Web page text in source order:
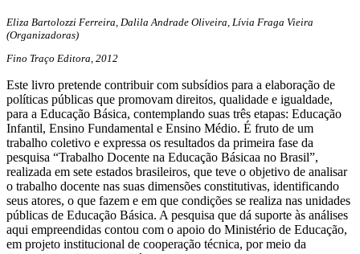
Eliza Bartolozzi Ferreira, Dalila Andrade Oliveira, Lívia Fraga Vieira
(Organizadoras)
Fino Traço Editora, 2012
Este livro pretende contribuir com subsídios para a elaboração de
políticas públicas que promovam direitos, qualidade e igualdade,
para a Educação Básica, contemplando suas três etapas: Educação
Infantil, Ensino Fundamental e Ensino Médio. É fruto de um
trabalho coletivo e expressa os resultados da primeira fase da
pesquisa “Trabalho Docente na Educação Básicaa no Brasil”,
realizada em sete estados brasileiros, que teve o objetivo de analisar
o trabalho docente nas suas dimensões constitutivas, identificando
seus atores, o que fazem e em que condições se realiza nas unidades
públicas de Educação Básica. A pesquisa que dá suporte às análises
aqui empreendidas contou com o apoio do Ministério de Educação,
em projeto institucional de cooperação técnica, por meio da